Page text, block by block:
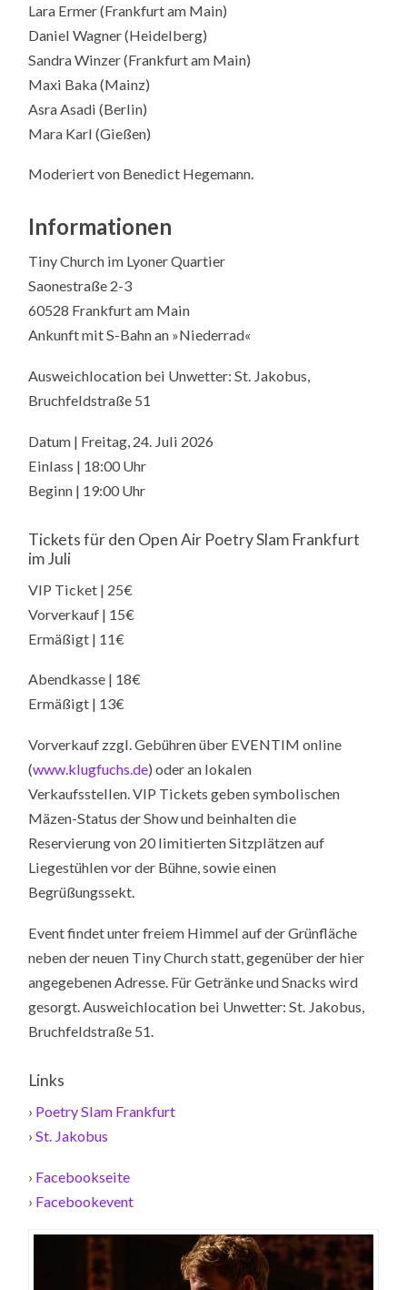
Lara Ermer (Frankfurt am Main)
Daniel Wagner (Heidelberg)
Sandra Winzer (Frankfurt am Main)
Maxi Baka (Mainz)
Asra Asadi (Berlin)
Mara Karl (Gießen)
Moderiert von Benedict Hegemann.
Informationen
Tiny Church im Lyoner Quartier
Saonestraße 2-3
60528 Frankfurt am Main
Ankunft mit S-Bahn an »Niederrad«
Ausweichlocation bei Unwetter: St. Jakobus,
Bruchfeldstraße 51
Datum | Freitag, 24. Juli 2026
Einlass | 18:00 Uhr
Beginn | 19:00 Uhr
Tickets für den Open Air Poetry Slam Frankfurt
im Juli
VIP Ticket | 25€
Vorverkauf | 15€
Ermäßigt | 11€
Abendkasse | 18€
Ermäßigt | 13€
Vorverkauf zzgl. Gebühren über EVENTIM online
(www.klugfuchs.de) oder an lokalen
Verkaufsstellen. VIP Tickets geben symbolischen
Mäzen-Status der Show und beinhalten die
Reservierung von 20 limitierten Sitzplätzen auf
Liegestühlen vor der Bühne, sowie einen
Begrüßungssekt.
Event findet unter freiem Himmel auf der Grünfläche
neben der neuen Tiny Church statt, gegenüber der hier
angegebenen Adresse. Für Getränke und Snacks wird
gesorgt. Ausweichlocation bei Unwetter: St. Jakobus,
Bruchfeldstraße 51.
Links
› Poetry Slam Frankfurt
›St. Jakobus
› Facebookseite
› Facebookevent